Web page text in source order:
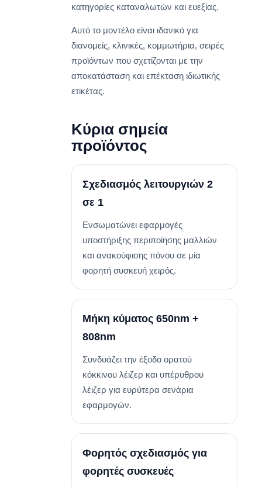
κατηγορίες καταναλωτών και ευεξίας.
Αυτό το μοντέλο είναι ιδανικό για
διανομείς, κλινικές, κομμωτήρια, σειρές
προϊόντων που σχετίζονται με την
αποκατάσταση και επέκταση ιδιωτικής
ετικέτας.
Κύρια σημεία
προϊόντος
Σχεδιασμός λειτουργιών 2
σε 1
Ενσωματώνει εφαρμογές
υποστήριξης περιποίησης μαλλιών
και ανακούφισης πόνου σε μία
φορητή συσκευή χειρός.
Μήκη κύματος 650nm +
808nm
Συνδυάζει την έξοδο ορατού
κόκκινου λέιζερ και υπέρυθρου
λέιζερ για ευρύτερα σενάρια
εφαρμογών.
Φορητός σχεδιασμός για
φορητές συσκευές